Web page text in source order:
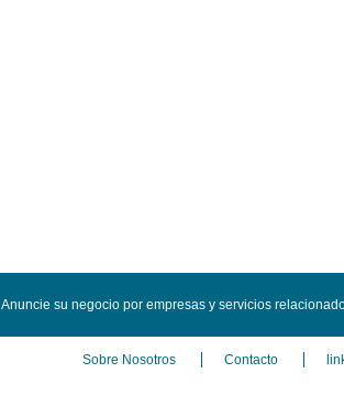
Anuncie su negocio por empresas y servicios
Sobre Nosotros Contacto